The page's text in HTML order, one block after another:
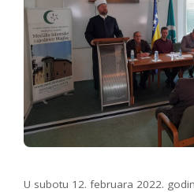
U subotu 12. februara 2022.